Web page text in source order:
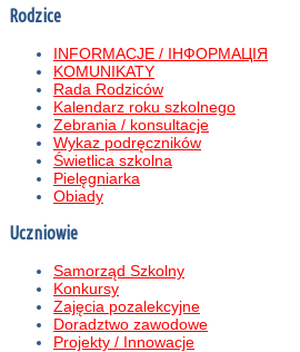
Rodzice
INFORMACJE / ІНФОРМАЦІЯ
KOMUNIKATY
Rada Rodziców
Kalendarz roku szkolnego
Zebrania / konsultacje
Wykaz podręczników
Świetlica szkolna
Pielęgniarka
Obiady
Uczniowie
Samorząd Szkolny
Konkursy
Zajęcia pozalekcyjne
Doradztwo zawodowe
Projekty / Innowacje